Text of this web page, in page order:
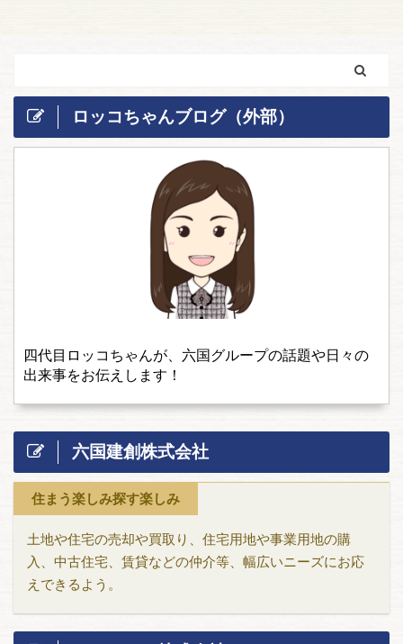
ロッコちゃんブログ（外部）
四代目ロッコちゃんが、六国グループの話題や日々の
出来事をお伝えします！
六国建創株式会社
住まう楽しみ探す楽しみ
土地や住宅の売却や買取り、住宅用地や事業用地の購
入、中古住宅、賃貸などの仲介等、幅広いニーズにお応
えできるよう。